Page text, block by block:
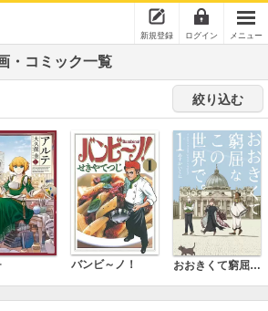
新規登録 ログイン メニュー
・コミック一覧
絞り込む
バンビ～ノ！ おおきくて窮屈なこの世界で。